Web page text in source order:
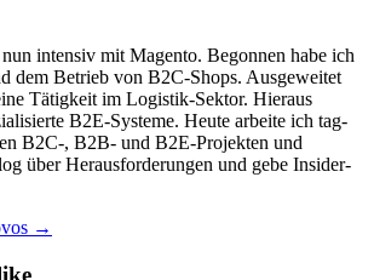
intensiv mit Magento. Begonnen habe ich
dem Betrieb von B2C-Shops. Ausgeweitet
Tätigkeit im Logistik-Sektor. Hieraus
B2E-Systeme. Heute arbeite ich tag-
B2C-, B2B- und B2E-Projekten und
über Herausforderungen und gebe Insider-
→